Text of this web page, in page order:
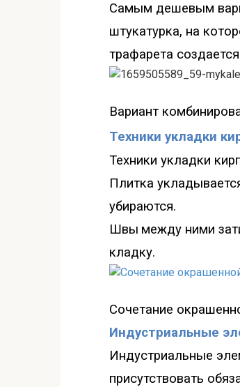
Самым дешевым
штукатурка, на
трафарета
Вариант
Техники укладки
Техники укладки
Плитка
убираются.
Швы между ними
кладку.
Сочетание окра
Индустриальные
Индустриальные
присутствовать